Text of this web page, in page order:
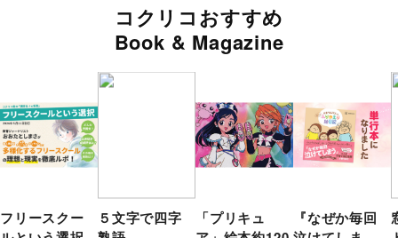
コクリコおすすめ
Book & Magazine
フリースクー
５文字で四字
「プリキュ
『なぜか毎回